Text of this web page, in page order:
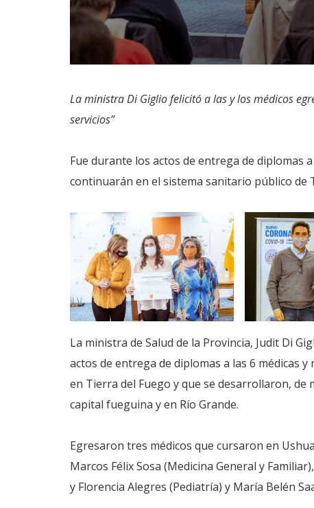
La ministra Di Giglio felicitó a las y los médicos
servicios”
Fue durante los actos de entrega de diplomas
continuarán en el sistema sanitario público de
La ministra de Salud de la Provincia, Judit Di
actos de entrega de diplomas a las 6 médicas
en Tierra del Fuego y que se desarrollaron, de
capital fueguina y en Río Grande.
Egresaron tres médicos que cursaron en
Marcos Félix Sosa (Medicina General y
y Florencia Alegres (Pediatría) y María Belén